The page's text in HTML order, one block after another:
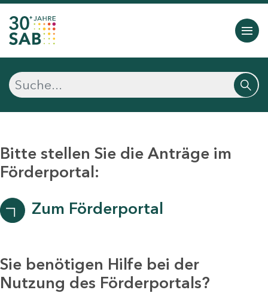
Bitte stellen Sie die Anträge im
Förderportal:
Zum Förderportal
Sie benötigen Hilfe bei der
Nutzung des Förderportals?